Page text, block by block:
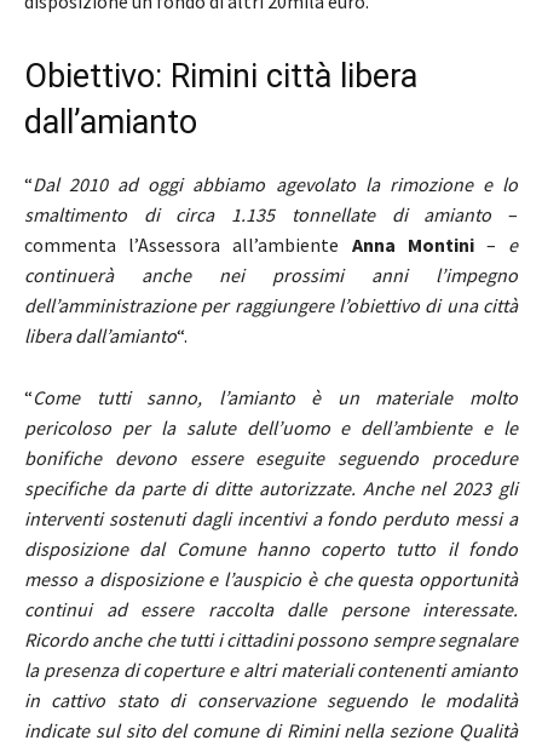
Obiettivo: Rimini città libera
dall’amianto
“Dal 2010 ad oggi abbiamo agevolato la rimozione e lo
smaltimento di circa 1.135 tonnellate di amianto –
commenta l’Assessora all’ambiente Anna Montini – e
continuerà anche nei prossimi anni l’impegno
dell’amministrazione per raggiungere l’obiettivo di una città
libera dall’amianto“.
“Come tutti sanno, l’amianto è un materiale molto
pericoloso per la salute dell’uomo e dell’ambiente e le
bonifiche devono essere eseguite seguendo procedure
specifiche da parte di ditte autorizzate. Anche nel 2023 gli
interventi sostenuti dagli incentivi a fondo perduto messi a
disposizione dal Comune hanno coperto tutto il fondo
messo a disposizione e l’auspicio è che questa opportunità
continui ad essere raccolta dalle persone interessate.
Ricordo anche che tutti i cittadini possono sempre segnalare
la presenza di coperture e altri materiali contenenti amianto
in cattivo stato di conservazione seguendo le modalità
indicate sul sito del comune di Rimini nella sezione Qualità